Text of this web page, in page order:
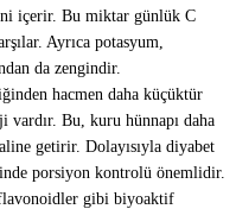
içerir. Bu miktar günlük C
Ayrıca potasyum,
da zengindir.
hacmen daha küçüktür
vardır. Bu, kuru hünnapı daha
getirir. Dolayısıyla diyabet
porsiyon kontrolü önemlidir.
gibi biyoaktif